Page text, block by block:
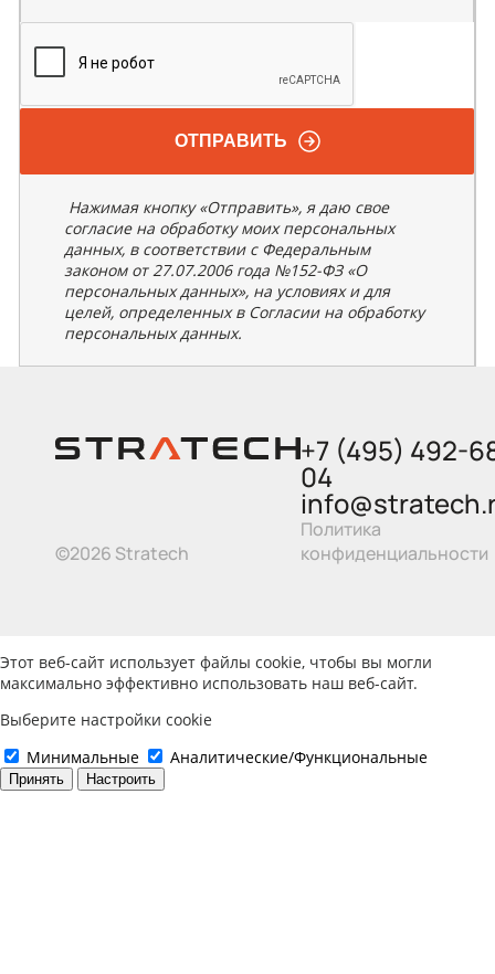
ОТПРАВИТЬ
Нажимая кнопку «Отправить», я даю свое
согласие на обработку моих персональных
данных, в соответствии с Федеральным
законом от 27.07.2006 года №152-ФЗ «О
персональных данных», на условиях и для
целей, определенных в Согласии на обработку
персональных данных.
©2026 Stratech
+7 (495) 492-
04
Политика
конфиденциальности
Этот веб-сайт использует файлы cookie, чтобы вы могли
максимально эффективно использовать наш веб-сайт.
Выберите настройки cookie
Минимальные
Аналитические/Функциональные
Принять Настроить